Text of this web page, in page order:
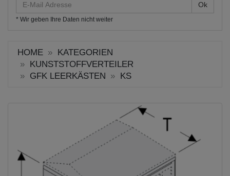
Mail
Adresse
* Wir geben Ihre Daten nicht weiter
HOME
KATEGORIEN
KUNSTSTOFFVERTEILER
GFK LEERKÄSTEN
KS